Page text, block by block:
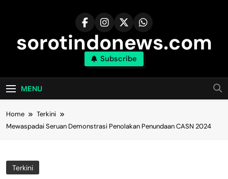
sorotindonews.com
Subscribe
MENU
Home
Terkini
Mewaspadai Seruan Demonstrasi Penolakan Penundaan CASN 2024
Terkini